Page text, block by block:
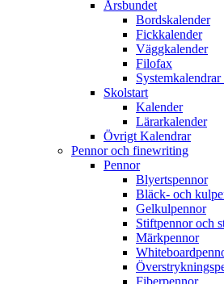
Årsbundet
Bordskalender
Fickkalender
Väggkalender
Filofax
Skolstart
Kalender
Lärarkalender
Övrigt Kalendrar
Pennor och finewriting
Pennor
Blyertspennor
Bläck- och
Gelkulpennor
Stiftpennor och
Märkpennor
Fiberpennor